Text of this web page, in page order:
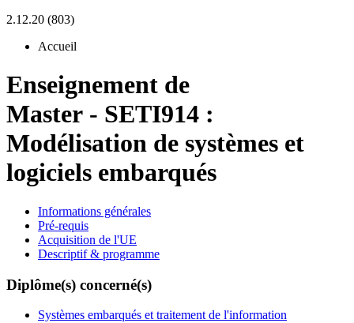
2.12.20 (803)
Accueil
Enseignement de
Master - SETI914 :
Modélisation de systèmes et
logiciels embarqués
Informations générales
Pré-requis
Acquisition de l'UE
Descriptif & programme
Diplôme(s) concerné(s)
Systèmes embarqués et traitement de l'information